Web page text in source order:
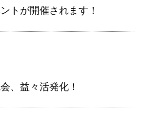
トが開催されます！
、益々活発化！